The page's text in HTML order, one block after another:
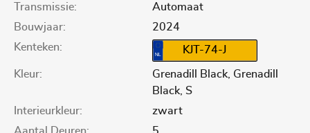
Transmissie:
Automaat
Bouwjaar:
2024
Kenteken:
KJT-74-J
Kleur:
Grenadill Black, Grenadill
Black, S
Interieurkleur:
zwart
Aantal Deuren:
5